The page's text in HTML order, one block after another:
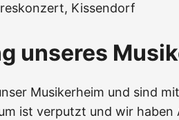
Kissendorf
unseres
Musikerheim und sind
ist verputzt und wir haben